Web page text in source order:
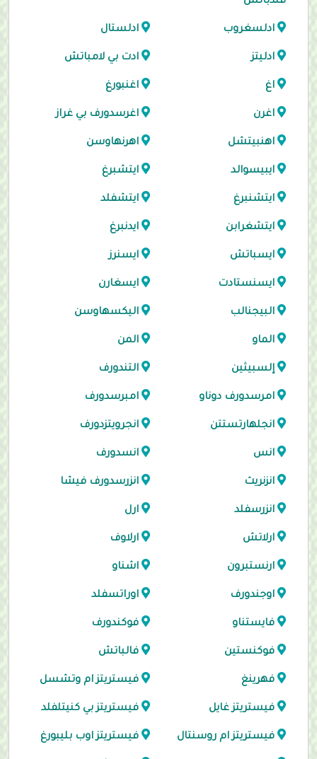
ادلسغروب ادلستال
ادليتز ادت بي لامباتش
اغ اغنبورغ
اغرن اغرسدورف بي غراز
اهنبيتشل اهرنهاوسن
ايبيسوالد ايتشبرغ
ايتشنبرغ ايتشفلد
ايتشغرابن ايدنبرغ
ايسباتش ايسنرز
ايسنستادت ايسغارن
البيجنالب اليكسهاوسن
الماو المن
إلسبيثين التندورف
امرسدورف دوناو امبرسدورف
انجلهارتستتن انجرويتزدورف
انس انسدورف
انزنريث انزرسدورف فيشا
انزرسفلد ارل
ارلاتش ارلاوف
ارنستبرون اشناو
اوجندورف اوراتسفلد
فايستناو فوكندورف
فوكنستين فالباتش
فهرينغ فيستريتز ام وتشسل
فيستريتز غايل فيستريتز بي كنيتلفلد
فيستريتز ام روسنتال فيستريتز اوب بليبورغ